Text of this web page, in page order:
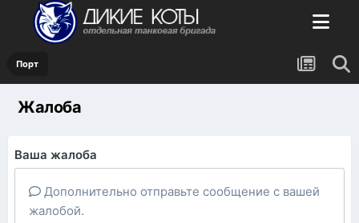
Порт
Жалоба
Ваша жалоба
Дополнительно отправьте сообщение с вашей
жалобой.